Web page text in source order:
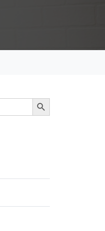
Search Button